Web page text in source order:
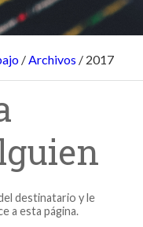
/Archivos / 2017
destinatario y le
a esta página.